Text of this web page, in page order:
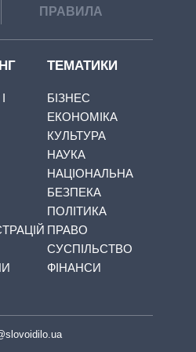
ПРАВИЛА
ТЕМАТИКИ
БІЗНЕС
ЕКОНОМІКА
КУЛЬТУРА
НАУКА
НАЦІОНАЛЬНА
БЕЗПЕКА
ПОЛІТИКА
ПРАВО
СУСПІЛЬСТВО
ФІНАНСИ